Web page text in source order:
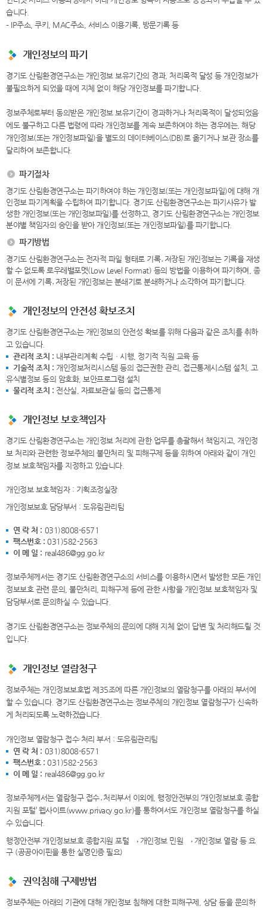
습니다.
– IP주소, 쿠키, MAC주소, 서비스 이용기록, 방문기록 등
개인정보의 파기
경기도 산림환경연구소는 개인정보 보유기간의 경과, 처리목적 달성 등 개인정보가
불필요하게 되었을 때에 지체 없이 해당 개인정보를 파기합니다.
정보주체로부터 동의받은 개인정보 보유기간이 경과하거나 처리목적이 달성되었음
에도 불구하고 다른 법령에 따라 개인정보를 계속 보존하여야 하는 경우에는, 해당
개인정보(또는 개인정보파일)을 별도의 데이터베이스(DB)로 옮기거나 보관 장소를
달리하여 보존합니다.
파기절차
경기도 산림환경연구소는 파기하여야 하는 개인정보(또는 개인정보파일)에 대해 개
인정보 파기계획을 수립하여 파기합니다. 경기도 산림환경연구소는 파기사유가 발
생한 개인정보(또는 개인정보파일)를 선정하고, 경기도 산림환경연구소는 개인정보
분야별 책임자의 승인을 받아 개인정보(또는 개인정보파일)를 파기합니다.
파기방법
경기도 산림환경연구소는 전자적 파일 형태로 기록․저장된 개인정보는 기록을 재생
할 수 없도록 로우레밸포멧(Low Level Format) 등의 방법을 이용하여 파기하며, 종
이 문서에 기록․저장된 개인정보는 분쇄기로 분쇄하거나 소각하여 파기합니다.
개인정보의 안전성 확보조치
경기도 산림환경연구소는 개인정보의 안전성 확보를 위해 다음과 같은 조치를 취하
고 있습니다.
관리적 조치 : 내부관리계획 수립ㆍ시행, 정기적 직원 교육 등
기술적 조치 : 개인정보처리시스템 등의 접근권한 관리, 접근통제시스템 설치, 고
유식별정보 등의 암호화, 보안프로그램 설치
물리적 조치 : 전산실, 자료보관실 등의 접근통제
개인정보 보호책임자
경기도 산림환경연구소는 개인정보 처리에 관한 업무를 총괄해서 책임지고, 개인정
보 처리와 관련한 정보주체의 불만처리 및 피해구제 등을 위하여 아래와 같이 개인
정보 보호책임자를 지정하고 있습니다.
개인정보 보호책임자 : 기획조정실장
개인정보보호 담당부서 : 도유림관리팀
연 락 처 : 031)8008-6571
팩스번호 : 031)582-2563
이 메 일 : real486@gg.go.kr
정보주체께서는 경기도 산림환경연구소의 서비스를 이용하시면서 발생한 모든 개인
정보보호 관련 문의, 불만처리, 피해구제 등에 관한 사항을 개인정보 보호책임자 및
담당부서로 문의하실 수 있습니다.
경기도 산림환경연구소는 정보주체의 문의에 대해 지체 없이 답변 및 처리해드릴 것
입니다.
개인정보 열람청구
정보주체는 개인정보보호법 제35조에 따른 개인정보의 열람청구를 아래의 부서에
할 수 있습니다. 경기도 산림환경연구소는 정보주체의 개인정보 열람청구가 신속하
게 처리되도록 노력하겠습니다.
개인정보 열람청구 접수·처리 부서 : 도유림관리팀
연 락 처 : 031)8008-6571
팩스번호 : 031)582-2563
이 메 일 : real486@gg.go.kr
정보주체께서는 열람청구 접수․처리부서 이외에, 행정안전부의 ‘개인정보보호 종합
지원 포털’ 웹사이트(www.privacy.go.kr)를 통하여서도 개인정보 열람청구를 하실
수 있습니다.
행정안전부 개인정보보호 종합지원 포털 → 개인정보 민원 → 개인정보 열람 등 요
구 (공공아이핀을 통한 실명인증 필요)
권익침해 구제방법
정보주체는 아래의 기관에 대해 개인정보 침해에 대한 피해구제, 상담 등을 문의하